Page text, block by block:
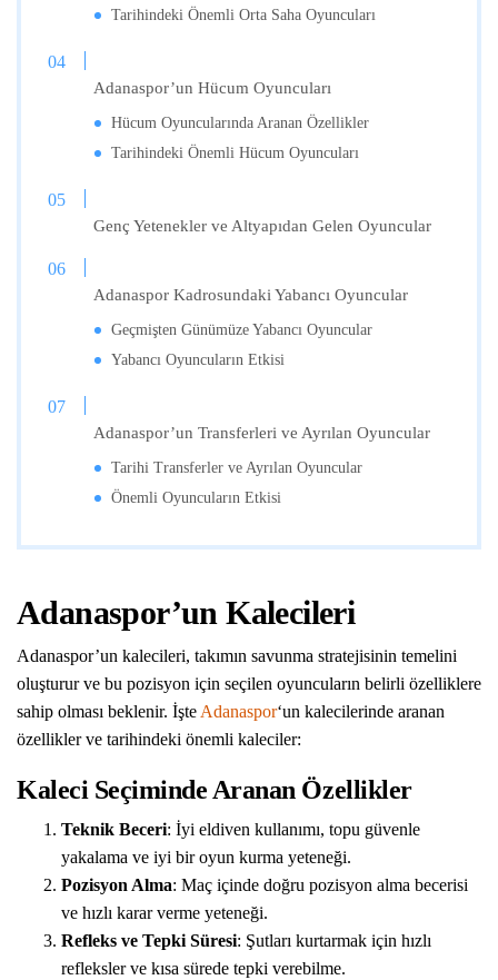
Tarihindeki Önemli Orta Saha Oyuncuları
Adanaspor’un Hücum Oyuncuları
Hücum Oyuncularında Aranan Özellikler
Tarihindeki Önemli Hücum Oyuncuları
Genç Yetenekler ve Altyapıdan Gelen Oyuncular
Adanaspor Kadrosundaki Yabancı Oyuncular
Geçmişten Günümüze Yabancı Oyuncular
Yabancı Oyuncuların Etkisi
Adanaspor’un Transferleri ve Ayrılan Oyuncular
Tarihi Transferler ve Ayrılan Oyuncular
Önemli Oyuncuların Etkisi
Adanaspor’un Kalecileri
Adanaspor’un kalecileri, takımın savunma stratejisinin temelini
oluşturur ve bu pozisyon için seçilen oyuncuların belirli özelliklere
sahip olması beklenir. İşteAdanaspor‘un kalecilerinde aranan
özellikler ve tarihindeki önemli kaleciler:
Kaleci Seçiminde Aranan Özellikler
Teknik Beceri: İyi eldiven kullanımı, topu güvenle
yakalama ve iyi bir oyun kurma yeteneği.
Pozisyon Alma: Maç içinde doğru pozisyon alma becerisi
ve hızlı karar verme yeteneği.
Refleks ve Tepki Süresi: Şutları kurtarmak için hızlı
refleksler ve kısa sürede tepki verebilme.